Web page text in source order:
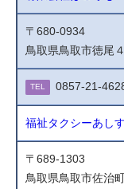
〒680-0934
鳥取県鳥取市徳尾
TEL 0857-21-
福祉タクシーあし
〒689-1303
鳥取県鳥取市佐治